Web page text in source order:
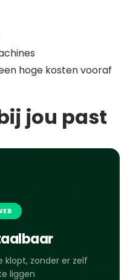
hoge kosten vooraf
jou past
klopt, zonder er zelf
liggen